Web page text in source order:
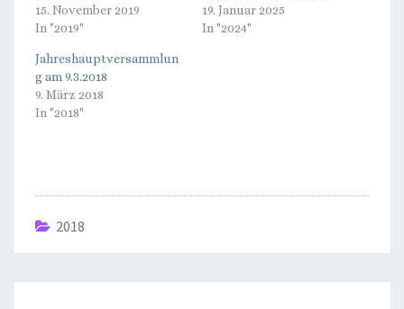
15. November 2019
In "2019"
19. Januar 2025
In "2024"
Jahreshauptversammlun
g am 9.3.2018
9. März 2018
In "2018"
2018